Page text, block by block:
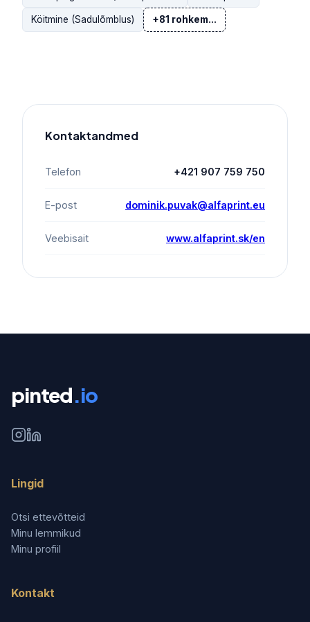
Köitmine (Sadulõmblus) +81 rohkem...
Kontaktandmed
Telefon +421 907 759 750
E-post dominik.puvak@alfaprint.eu
Veebisait www.alfaprint.sk/en
pinted.io
Lingid
Otsi ettevõtteid
Minu lemmikud
Minu profiil
Kontakt